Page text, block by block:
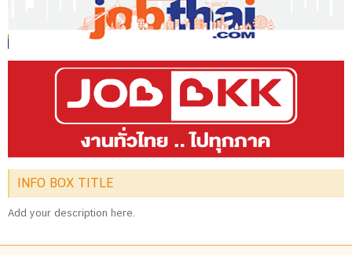
INFO BOX TITLE
Add your description here.